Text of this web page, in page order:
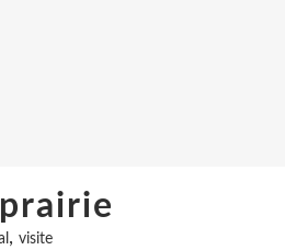
, visite